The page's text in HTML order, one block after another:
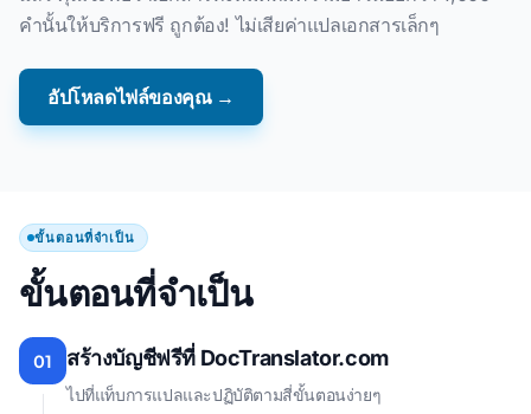
คํานั้นให้บริการฟรี ถูกต้อง! ไม่เสียค่าแปลเอกสารเล็กๆ
อัปโหลดไฟล์ของคุณ →
ขั้นตอนที่จำเป็น
ขั้นตอนที่จําเป็น
01 สร้างบัญชีฟรีที่ DocTranslator.com
ไปที่แท็บการแปลและปฏิบัติตามสี่ขั้นตอนง่ายๆ